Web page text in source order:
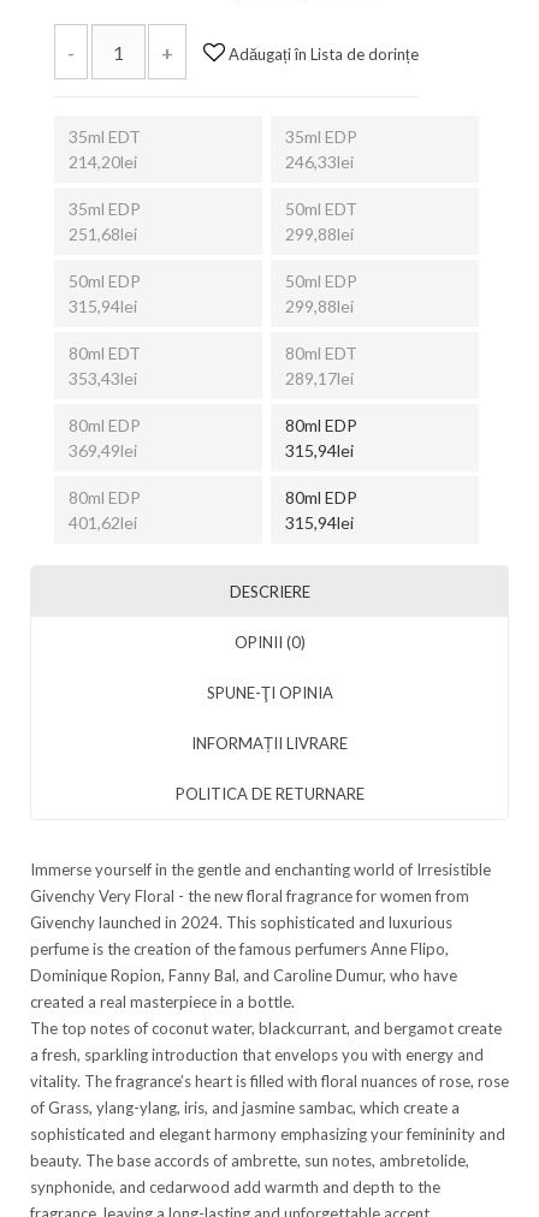
- + Adăugați în Lista de dorințe
35ml EDT
214,20lei
35ml EDP
246,33lei
35ml EDP
251,68lei
50ml EDT
299,88lei
50ml EDP
315,94lei
50ml EDP
299,88lei
80ml EDT
353,43lei
80ml EDT
289,17lei
80ml EDP
369,49lei
80ml EDP
315,94lei
80ml EDP
401,62lei
80ml EDP
315,94lei
DESCRIERE
OPINII (0)
SPUNE-ŢI OPINIA
INFORMAȚII LIVRARE
POLITICA DE RETURNARE
Immerse yourself in the gentle and enchanting world of Irresistible
Givenchy Very Floral - the new floral fragrance for women from
Givenchy launched in 2024. This sophisticated and luxurious
perfume is the creation of the famous perfumers Anne Flipo,
Dominique Ropion, Fanny Bal, and Caroline Dumur, who have
created a real masterpiece in a bottle.
The top notes of coconut water, blackcurrant, and bergamot create
a fresh, sparkling introduction that envelops you with energy and
vitality. The fragrance’s heart is filled with floral nuances of rose, rose
of Grass, ylang-ylang, iris, and jasmine sambac, which create a
sophisticated and elegant harmony emphasizing your femininity and
beauty. The base accords of ambrette, sun notes, ambretolide,
synphonide, and cedarwood add warmth and depth to the